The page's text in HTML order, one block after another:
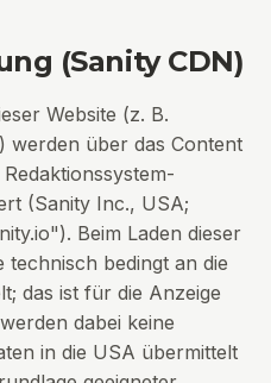
(Sanity CDN)
Website (z. B.
werden über das Content
(Sanity Inc., USA;
Beim Laden dieser
technisch bedingt an die
das ist für die Anzeige
dabei keine
in die USA übermittelt